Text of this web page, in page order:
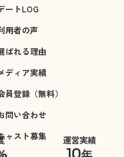
ートLOG
用者の声
ばれる理由
ディア実績
員登録（無料）
問い合わせ
ャスト募集 運営実績